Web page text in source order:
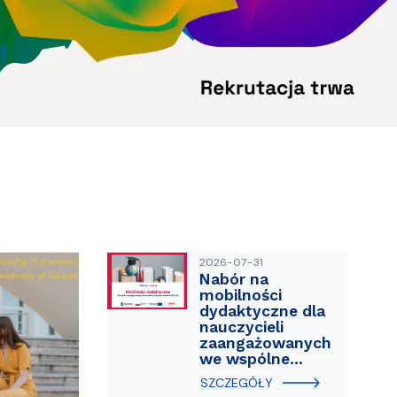
2026-07-31
Nabór na
mobilności
dydaktyczne dla
nauczycieli
zaangażowanych
we wspólne…
SZCZEGÓŁY